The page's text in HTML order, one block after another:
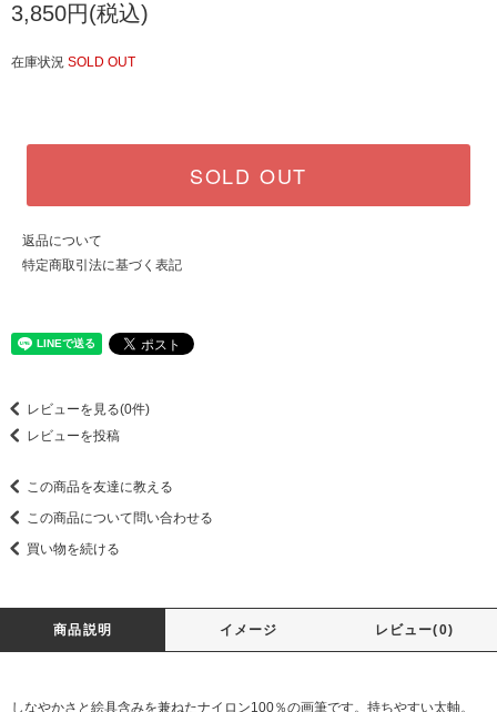
3,850円(税込)
在庫状況 SOLD OUT
SOLD OUT
返品について
特定商取引法に基づく表記
レビューを見る(0件)
レビューを投稿
この商品を友達に教える
この商品について問い合わせる
買い物を続ける
商品説明 イメージ レビュー(0)
しなやかさと絵具含みを兼ねたナイロン100％の画筆です。持ちやすい太軸。